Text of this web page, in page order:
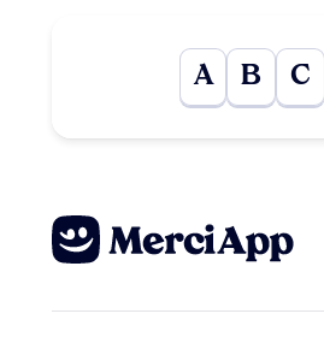
A B C